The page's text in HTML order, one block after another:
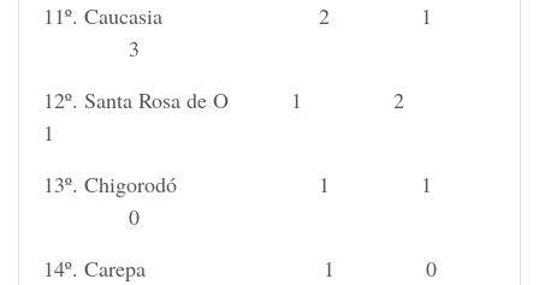
11º. Caucasia 2 1
3
12º. Santa Rosa de O 1 2
1
13º. Chigorodó 1 1
0
14º. Carepa 1 0